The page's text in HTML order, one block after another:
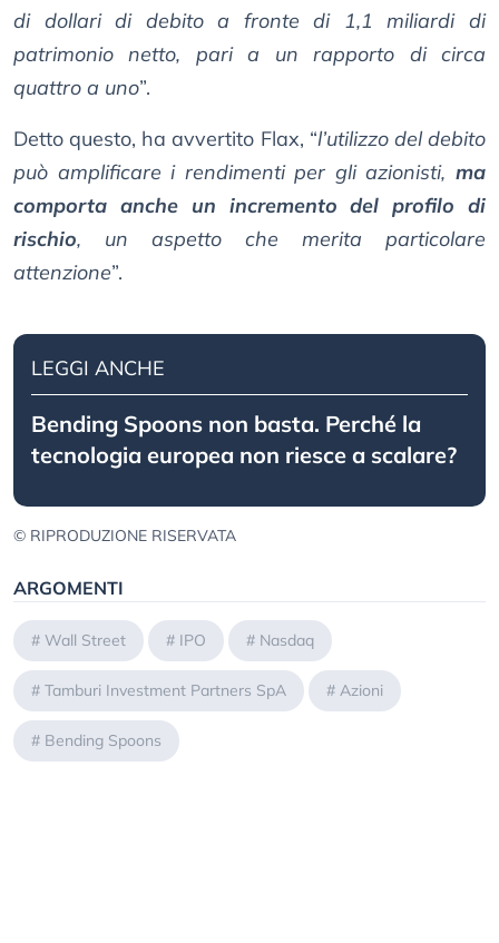
di dollari di debito a fronte di 1,1 miliardi di
patrimonio netto, pari a un rapporto di circa
quattro a uno”.
Detto questo, ha avvertito Flax, “l’utilizzo del debito
può amplificare i rendimenti per gli azionisti, ma
comporta anche un incremento del profilo di
rischio, un aspetto che merita particolare
attenzione”.
LEGGI ANCHE
Bending Spoons non basta. Perché la
tecnologia europea non riesce a scalare?
© RIPRODUZIONE RISERVATA
ARGOMENTI
# Wall Street # IPO # Nasdaq
# Tamburi Investment Partners SpA # Azioni
# Bending Spoons